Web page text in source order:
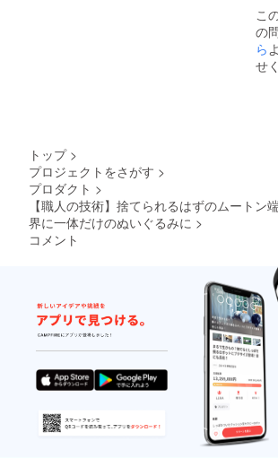
こ
の
ら
せ
トップ >
プロジェクトをさがす >
プロダクト >
【職人の技術】捨てられるはずのムートン
界に一体だけのぬいぐるみに >
コメント